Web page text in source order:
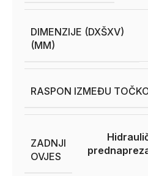
DIMENZIJE (DXŠXV)
(MM)
RASPON IZMEĐU
ZADNJI
OVJES